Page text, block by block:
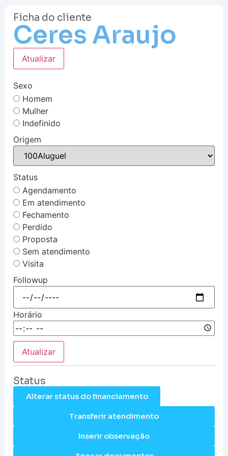
Ficha do cliente
Ceres Araujo
Atualizar
Sexo
Homem
Mulher
Indefinido
Origem
Status
Agendamento
Em atendimento
Fechamento
Perdido
Proposta
Sem atendimento
Visita
Followup
Horário
Atualizar
Status
Alterar status do financiamento
Transferir atendimento
Inserir observação